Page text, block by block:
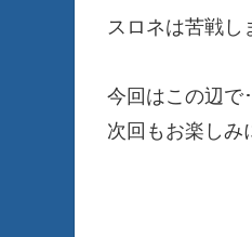
スロネは苦戦し
今回はこの辺で
次回もお楽しみ